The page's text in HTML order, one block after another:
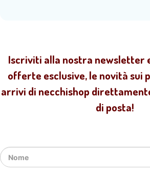
Iscriviti alla nostra newsletter
offerte esclusive, le novità sui
arrivi di necchishop
di posta!